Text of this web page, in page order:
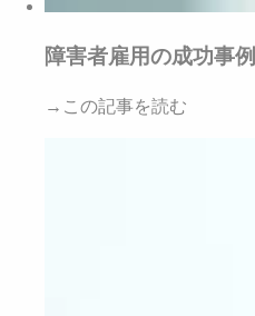
障害者雇用の成功事
→この記事を読む